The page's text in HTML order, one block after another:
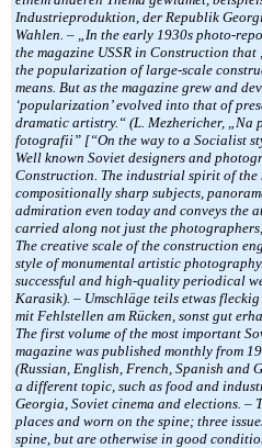
Industrieproduktion, der Republik
Wahlen. – „In the early 1930s photo-
the magazine USSR in Construction
the popularization of large-scale
means. But as the magazine grew and
‘popularization’ evolved into that of
dramatic artistry.“ (L. Mezhericher, „Na
fotografii” [“On the way to a Socialist
Well known Soviet designers and
Construction. The industrial spirit of the
compositionally sharp subjects,
admiration even today and conveys the
carried along not just the
The creative scale of the construction
style of monumental artistic
successful and high-quality periodical
Karasik). – Umschläge teils etwas
mit Fehlstellen am Rücken, sonst gut
The first volume of the most important
magazine was published monthly from
(Russian, English, French, Spanish and
a different topic, such as food and
Georgia, Soviet cinema and elections. –
places and worn on the spine; three
spine, but are otherwise in good